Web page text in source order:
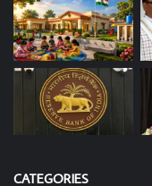
CATEGORIES